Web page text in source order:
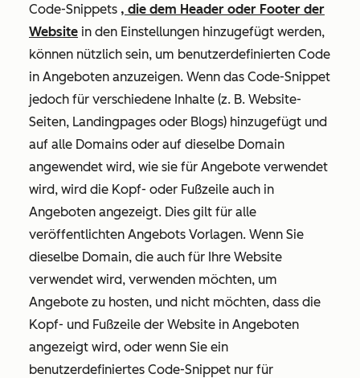
Code-Snippets , die dem Header oder Footer der
Website in den Einstellungen hinzugefügt werden,
können nützlich sein, um benutzerdefinierten Code
in Angeboten anzuzeigen. Wenn das Code-Snippet
jedoch für verschiedene Inhalte (z. B. Website-
Seiten, Landingpages oder Blogs) hinzugefügt und
auf alle Domains oder auf dieselbe Domain
angewendet wird, wie sie für Angebote verwendet
wird, wird die Kopf- oder Fußzeile auch in
Angeboten angezeigt. Dies gilt für alle
veröffentlichten Angebots Vorlagen. Wenn Sie
dieselbe Domain, die auch für Ihre Website
verwendet wird, verwenden möchten, um
Angebote zu hosten, und nicht möchten, dass die
Kopf- und Fußzeile der Website in Angeboten
angezeigt wird, oder wenn Sie ein
benutzerdefiniertes Code-Snippet nur für